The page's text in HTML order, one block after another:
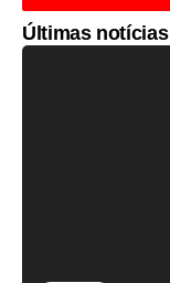
Últimas notícias